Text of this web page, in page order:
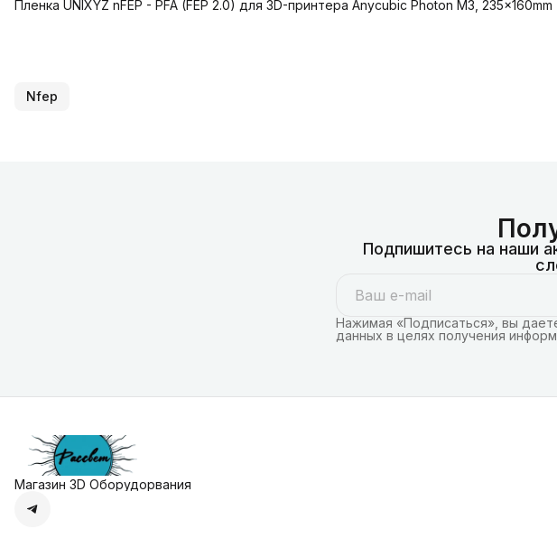
Пленка UNIXYZ nFEP - PFA (FEP 2.0) для 3D-принтера Anycubic Photon M3, 235x160mm
Nfep
Подпишитесь на наши
Нажимая «Подписаться», вы
данных в целях получения
Магазин 3D Оборудорвания